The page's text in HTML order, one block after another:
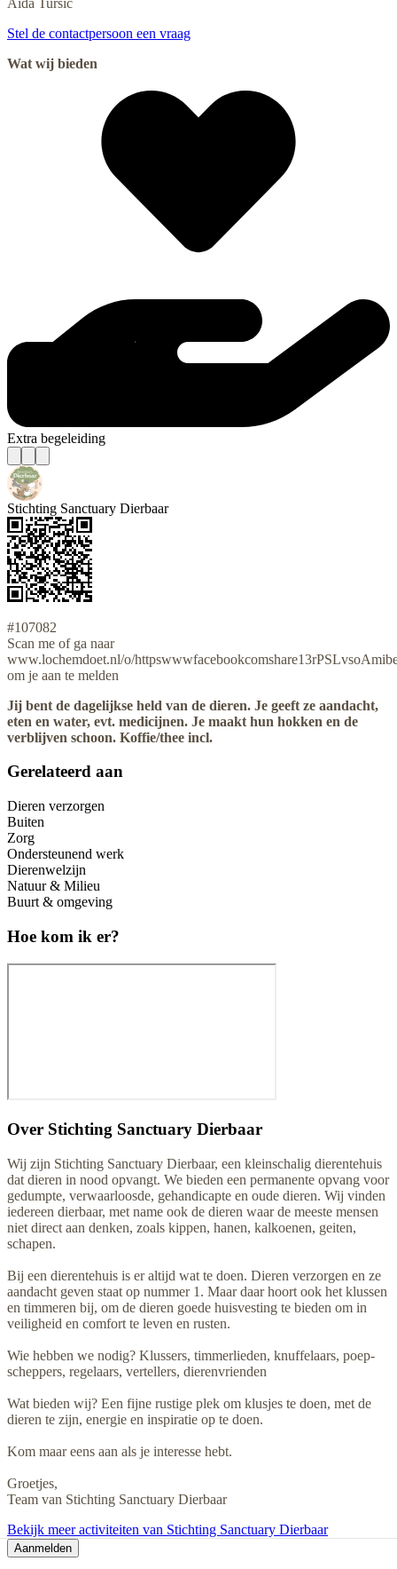
Stel de contactpersoon een vraag
Wat wij bieden
Extra begeleiding
Stichting Sanctuary Dierbaar
#107082
Scan me of ga naar
www.lochemdoet.nl/o/
om je aan te melden
Jij bent de dagelijkse held van de dieren. Je geeft ze aandacht,
eten en water, evt. medicijnen. Je maakt hun hokken en de
verblijven schoon. Koffie/thee incl.
Gerelateerd aan
Dieren verzorgen
Buiten
Zorg
Ondersteunend werk
Dierenwelzijn
Natuur & Milieu
Buurt & omgeving
Hoe kom ik er?
Over Stichting Sanctuary Dierbaar
Wij zijn Stichting Sanctuary Dierbaar, een kleinschalig dierentehuis
dat dieren in nood opvangt. We bieden een permanente opvang voor
gedumpte, verwaarloosde, gehandicapte en oude dieren. Wij vinden
iedereen dierbaar, met name ook de dieren waar de meeste mensen
niet direct aan denken, zoals kippen, hanen, kalkoenen, geiten,
schapen.
Bij een dierentehuis is er altijd wat te doen. Dieren verzorgen en ze
aandacht geven staat op nummer 1. Maar daar hoort ook het klussen
en timmeren bij, om de dieren goede huisvesting te bieden om in
veiligheid en comfort te leven en rusten.
Wie hebben we nodig? Klussers, timmerlieden, knuffelaars, poep-
scheppers, regelaars, vertellers, dierenvrienden
Wat bieden wij? Een fijne rustige plek om klusjes te doen, met de
dieren te zijn, energie en inspiratie op te doen.
Kom maar eens aan als je interesse hebt.
Groetjes,
Team van Stichting Sanctuary Dierbaar
Bekijk meer activiteiten van Stichting Sanctuary Dierbaar
Aanmelden